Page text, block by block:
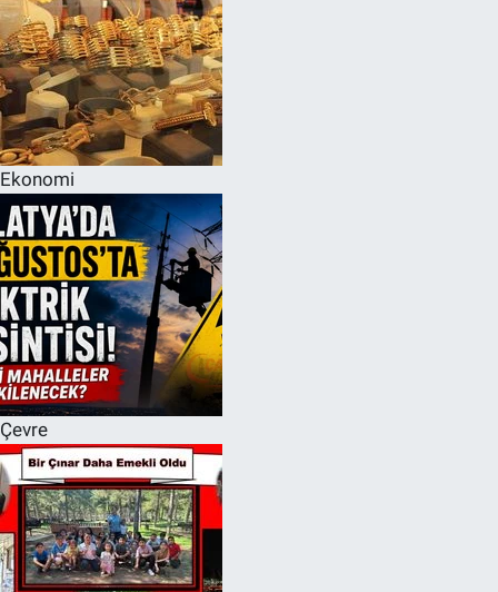
Ekonomi
Çevre